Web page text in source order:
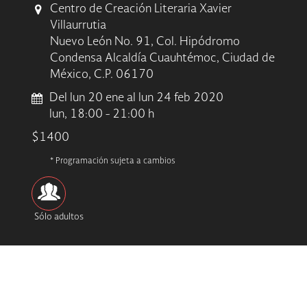
Centro de Creación Literaria Xavier
Villaurrutia
Nuevo León No. 91, Col. Hipódromo
Condensa Alcaldía Cuauhtémoc, Ciudad de
México, C.P. 06170
Del lun 20 ene al lun 24 feb 2020
lun, 18:00 - 21:00 h
$1400
* Programación sujeta a cambios
Sólo adultos